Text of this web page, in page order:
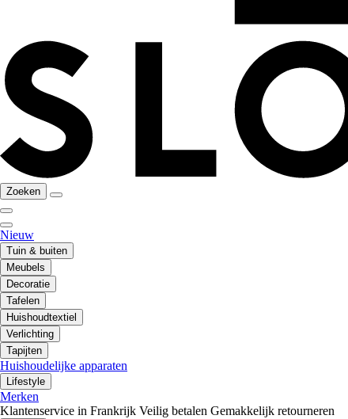
Zoeken
Nieuw
Tuin & buiten
Meubels
Decoratie
Tafelen
Huishoudtextiel
Verlichting
Tapijten
Huishoudelijke apparaten
Lifestyle
Merken
Klantenservice in Frankrijk Veilig betalen Gemakkelijk retourneren